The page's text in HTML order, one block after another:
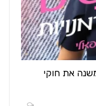
את חוקי